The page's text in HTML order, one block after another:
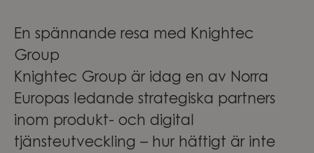
En spännande resa med Knightec
Group
Knightec Group är idag en av Norra
Europas ledande strategiska partners
inom produkt- och digital
tjänsteutveckling – hur häftigt är inte